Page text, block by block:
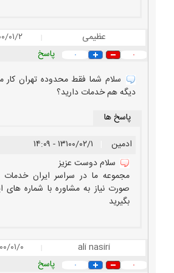
عظیمی | ۱۳۱۰۰/۰۱/
۰ ۰
پاسخ
سلام شما فقط محدوده تهران کار
دیگه هم خدمات دارید؟
پاسخ ها
ادمین
۱۳۱۰۰/۰۲/۱ - ۱۴:۰۹
سلام دوست عزیز
مجموعه ما در سراسر ایران خدمات
صورت نیاز به مشاوره با شماره
بگیرید
ali nasiri
| ۱۳۱۰۰/۰۱/۰
۰ ۰
پاسخ